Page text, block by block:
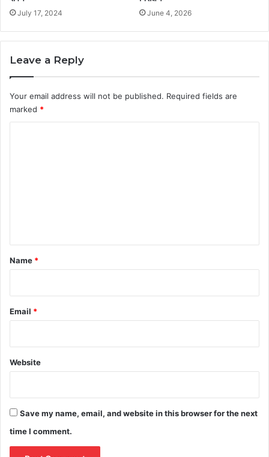
July 17, 2024 June 4, 2026
Leave a Reply
Your email address will not be published. Required fields are
marked *
*
Name *
Email *
Website
Save my name, email, and website in this browser for the next
time I comment.